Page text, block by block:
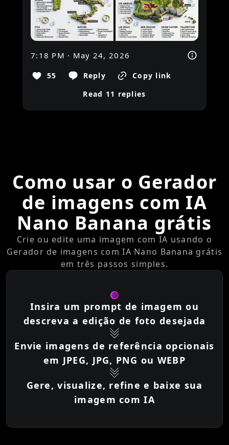
7:18 PM · May 24, 2026
55 Reply
Copy link
Read 11 replies
Como usar o Gerador
de imagens com IA
Nano Banana grátis
Crie ou edite uma imagem com IA usando o
Gerador de imagens com IA Nano Banana grátis
em três passos simples.
Insira um prompt de imagem ou
descreva a edição de foto desejada
Envie imagens de referência opcionais
em JPEG, JPG, PNG ou WEBP
Gere, visualize, refine e baixe sua
imagem com IA